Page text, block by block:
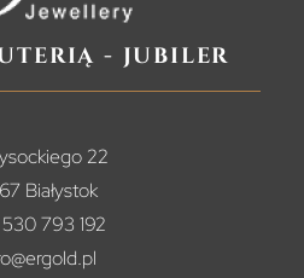
- jubiler
22
Białystok
793 192